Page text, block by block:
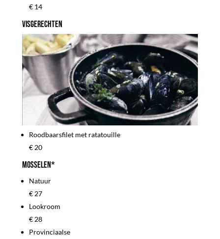
€ 14
Visgerechten
Roodbaarsfilet met ratatouille
€ 20
Mosselen*
Natuur
€ 27
Lookroom
€ 28
Provinciaalse